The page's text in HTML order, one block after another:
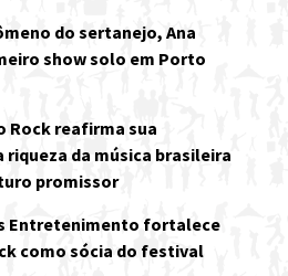
do sertanejo, Ana
show solo em Porto
Rock reafirma sua
da música brasileira
promissor
Entretenimento fortalece
como sócia do festival